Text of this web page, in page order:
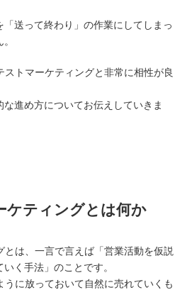
送って終わり」の作業にしてしまっ
ストマーケティングと非常に相性が良
進め方についてお伝えしていきま
ケティングとは何か
とは、一言で言えば「営業活動を仮説
く手法」のことです。
うに放っておいて自然に売れていくも